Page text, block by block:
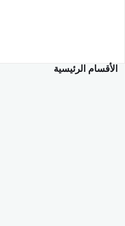
الأقسام الرئيسية